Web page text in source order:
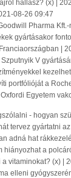
hallasz? (x) |
08-26 09:47
Pharma
gyártásakor
|
V
portfólióját a
Egyetem
- hogyan
tervez gyártatni
adná hat
hiányozhat a
vitaminokat? (x) |
elleni